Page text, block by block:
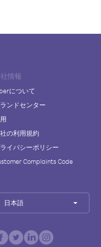
情報
について
ンドセンター
の利用規約
イバシーポリシー
Complaints Code
日本語